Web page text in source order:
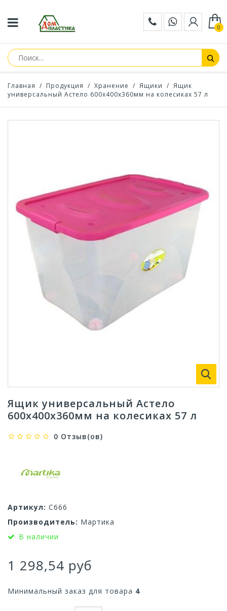
0
Главная / Продукция / Хранение / Ящики / Ящик
универсальный Астело 600х400х360мм на колесиках 57 л
Ящик универсальный Астело
600х400х360мм на колесиках 57 л
0 Отзыв(ов)
Артикул: С666
Производитель: Мартика
В наличии
1 298,54 руб
Минимальный заказ для товара 4